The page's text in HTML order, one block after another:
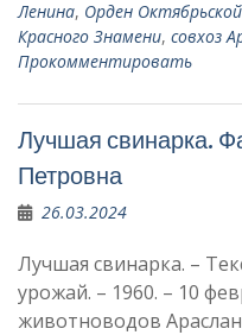
Ленина, Орден
Красного Знамени, совхоз
Прокомментировать
Лучшая свинарка.
Петровна
26.03.2024
Лучшая свинарка. –
урожай. – 1960. – 10
животноводов